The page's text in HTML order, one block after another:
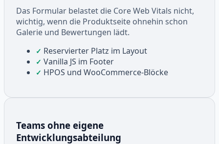
Das Formular belastet die Core Web Vitals nicht,
wichtig, wenn die Produktseite ohnehin schon
Galerie und Bewertungen lädt.
✓ Reservierter Platz im Layout
✓ Vanilla JS im Footer
✓ HPOS und WooCommerce-Blöcke
Teams ohne eigene
Entwicklungsabteilung